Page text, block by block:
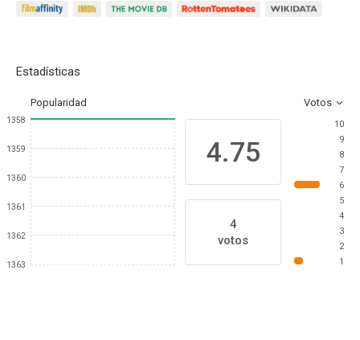
Estadísticas
Popularidad Votos
1358
1359
1360
1361
1362
1363
4.75
4
votos
10
9
8
7
6
5
4
3
2
1